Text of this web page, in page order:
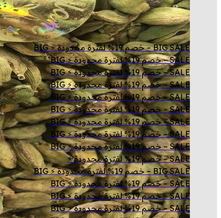
BIG SALE – خصم 19% لفترة محدودة ⚡ BIG
SALE – خصم 19% لفترة محدودة ⚡ BIG
SALE – خصم 19% لفترة محدودة ⚡ BIG
SALE – خصم 19% لفترة محدودة ⚡ BIG
SALE – خصم 19% لفترة محدودة ⚡ BIG
SALE – خصم 19% لفترة محدودة ⚡ BIG
SALE – خصم 19% لفترة محدودة ⚡ BIG
SALE – خصم 19% لفترة محدودة ⚡ BIG
SALE – خصم 19% لفترة محدودة ⚡ BIG
SALE – خصم 19% لفترة محدودة ⚡
BIG SALE – خصم 19% لفترة محدودة ⚡ BIG
SALE – خصم 19% لفترة محدودة ⚡ BIG
SALE – خصم 19% لفترة محدودة ⚡ BIG
SALE – خصم 19% لفترة محدودة ⚡ BIG